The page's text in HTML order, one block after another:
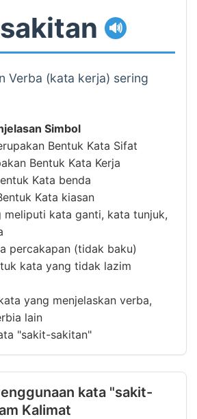
🔊
Verba (kata kerja) sering
Simbol
Bentuk Kata Sifat
Bentuk Kata Kerja
Kata benda
Kata kiasan
meliputi kata ganti, kata tunjuk,
percakapan (tidak baku)
kata yang tidak lazim
yang menjelaskan verba,
lain
"sakit-sakitan"
kata "sakit-
Kalimat